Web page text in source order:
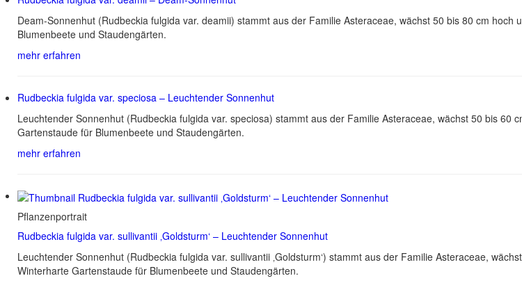
Deam-Sonnenhut (Rudbeckia fulgida var. deamii) stammt aus der Familie Asteraceae, wächst 50 bis 80 cm
Blumenbeete und Staudengärten.
mehr erfahren
Rudbeckia fulgida var. speciosa – Leuchtender Sonnenhut
Leuchtender Sonnenhut (Rudbeckia fulgida var. speciosa) stammt aus der Familie Asteraceae, wächst 50 bis
Gartenstaude für Blumenbeete und Staudengärten.
mehr erfahren
Pflanzenportrait
Rudbeckia fulgida var. sullivantii ‚Goldsturm‘ – Leuchtender Sonnenhut
Leuchtender Sonnenhut (Rudbeckia fulgida var. sullivantii ‚Goldsturm‘) stammt aus der Familie Asteraceae,
Winterharte Gartenstaude für Blumenbeete und Staudengärten.